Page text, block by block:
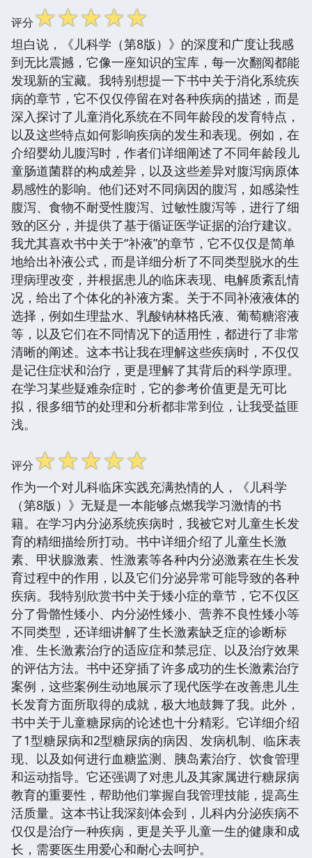
评分☆☆☆☆☆
坦白说，《儿科学（第8版）》的深度和广度让我感
到无比震撼，它像一座知识的宝库，每一次翻阅都能
发现新的宝藏。我特别想提一下书中关于消化系统疾
病的章节，它不仅仅停留在对各种疾病的描述，而是
深入探讨了儿童消化系统在不同年龄段的发育特点，
以及这些特点如何影响疾病的发生和表现。例如，在
介绍婴幼儿腹泻时，作者们详细阐述了不同年龄段儿
童肠道菌群的构成差异，以及这些差异对腹泻病原体
易感性的影响。他们还对不同病因的腹泻，如感染性
腹泻、食物不耐受性腹泻、过敏性腹泻等，进行了细
致的区分，并提供了基于循证医学证据的治疗建议。
我尤其喜欢书中关于“补液”的章节，它不仅仅是简单
地给出补液公式，而是详细分析了不同类型脱水的生
理病理改变，并根据患儿的临床表现、电解质紊乱情
况，给出了个体化的补液方案。关于不同补液液体的
选择，例如生理盐水、乳酸钠林格氏液、葡萄糖溶液
等，以及它们在不同情况下的适用性，都进行了非常
清晰的阐述。这本书让我在理解这些疾病时，不仅仅
是记住症状和治疗，更是理解了其背后的科学原理。
在学习某些疑难杂症时，它的参考价值更是无可比
拟，很多细节的处理和分析都非常到位，让我受益匪
浅。
评分☆☆☆☆☆
作为一个对儿科临床实践充满热情的人，《儿科学
（第8版）》无疑是一本能够点燃我学习激情的书
籍。在学习内分泌系统疾病时，我被它对儿童生长发
育的精细描绘所打动。书中详细介绍了儿童生长激
素、甲状腺激素、性激素等各种内分泌激素在生长发
育过程中的作用，以及它们分泌异常可能导致的各种
疾病。我特别欣赏书中关于矮小症的章节，它不仅区
分了骨骼性矮小、内分泌性矮小、营养不良性矮小等
不同类型，还详细讲解了生长激素缺乏症的诊断标
准、生长激素治疗的适应症和禁忌症、以及治疗效果
的评估方法。书中还穿插了许多成功的生长激素治疗
案例，这些案例生动地展示了现代医学在改善患儿生
长发育方面所取得的成就，极大地鼓舞了我。此外，
书中关于儿童糖尿病的论述也十分精彩。它详细介绍
了1型糖尿病和2型糖尿病的病因、发病机制、临床表
现、以及如何进行血糖监测、胰岛素治疗、饮食管理
和运动指导。它还强调了对患儿及其家属进行糖尿病
教育的重要性，帮助他们掌握自我管理技能，提高生
活质量。这本书让我深刻体会到，儿科内分泌疾病不
仅仅是治疗一种疾病，更是关乎儿童一生的健康和成
长，需要医生用爱心和耐心去呵护。